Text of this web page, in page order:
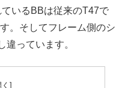
いるBBは従来のT47で
。そしてフレーム側のシ
違っています。